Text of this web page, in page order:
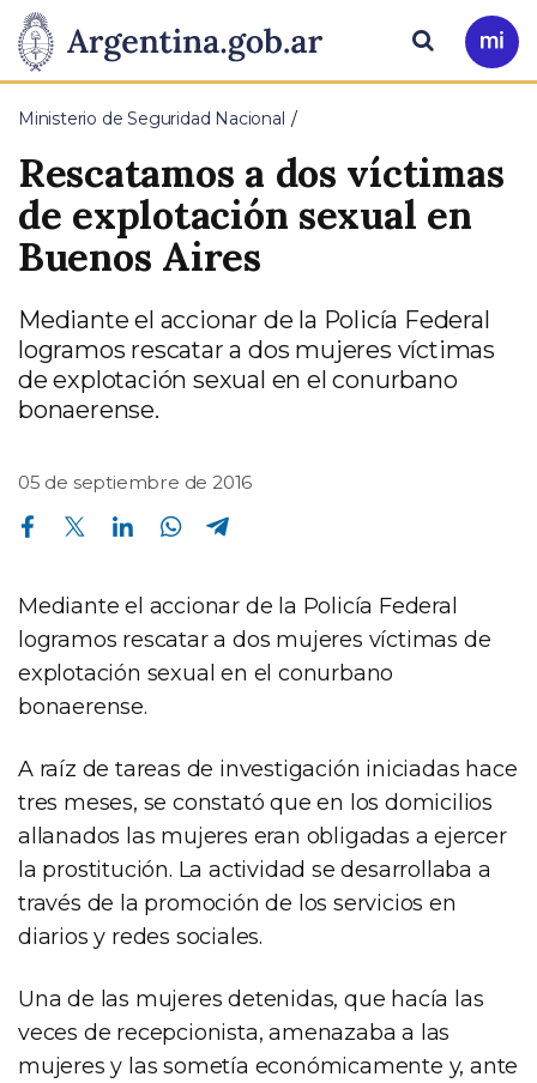
Presidencia
de
la
Nación
Pasar al contenido principal
Ir
a
Buscar
Ministerio de Seguridad Nacional
Rescatamos a dos víctimas
de explotación sexual en
Buenos Aires
Mediante el accionar de la Policía Federal
logramos rescatar a dos mujeres víctimas
de explotación sexual en el conurbano
bonaerense.
05 de septiembre de 2016
Compartir en Facebook Compartir en Twitter Compartir en Linkedin Compartir en Whatsapp
Mediante el accionar de la Policía Federal
logramos rescatar a dos mujeres víctimas de
explotación sexual en el conurbano
bonaerense.
A raíz de tareas de investigación iniciadas hace
tres meses, se constató que en los domicilios
allanados las mujeres eran obligadas a ejercer
la prostitución. La actividad se desarrollaba a
través de la promoción de los servicios en
diarios y redes sociales.
Una de las mujeres detenidas, que hacía las
veces de recepcionista, amenazaba a las
mujeres y las sometía económicamente y, ante